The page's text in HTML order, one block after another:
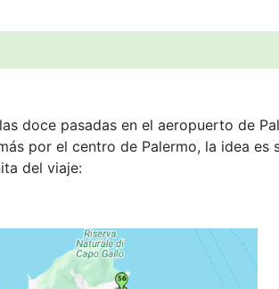
doce pasadas en el aeropuerto de
por el centro de Palermo, la idea es
del viaje: